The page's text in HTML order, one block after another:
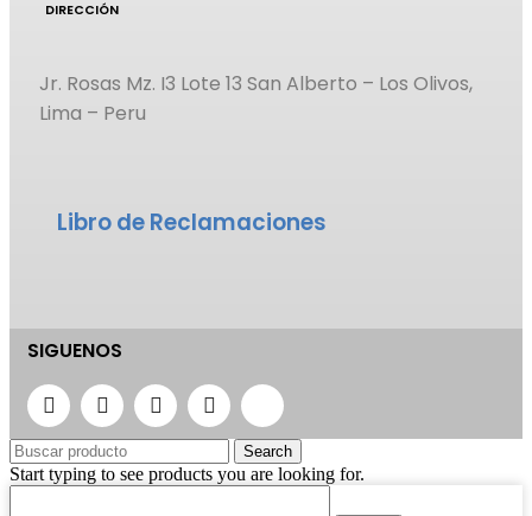
DIRECCIÓN
Jr. Rosas Mz. I3 Lote 13 San Alberto – Los Olivos,
Lima – Peru
Libro de Reclamaciones
SIGUENOS
Search
Start typing to see products you are looking for.